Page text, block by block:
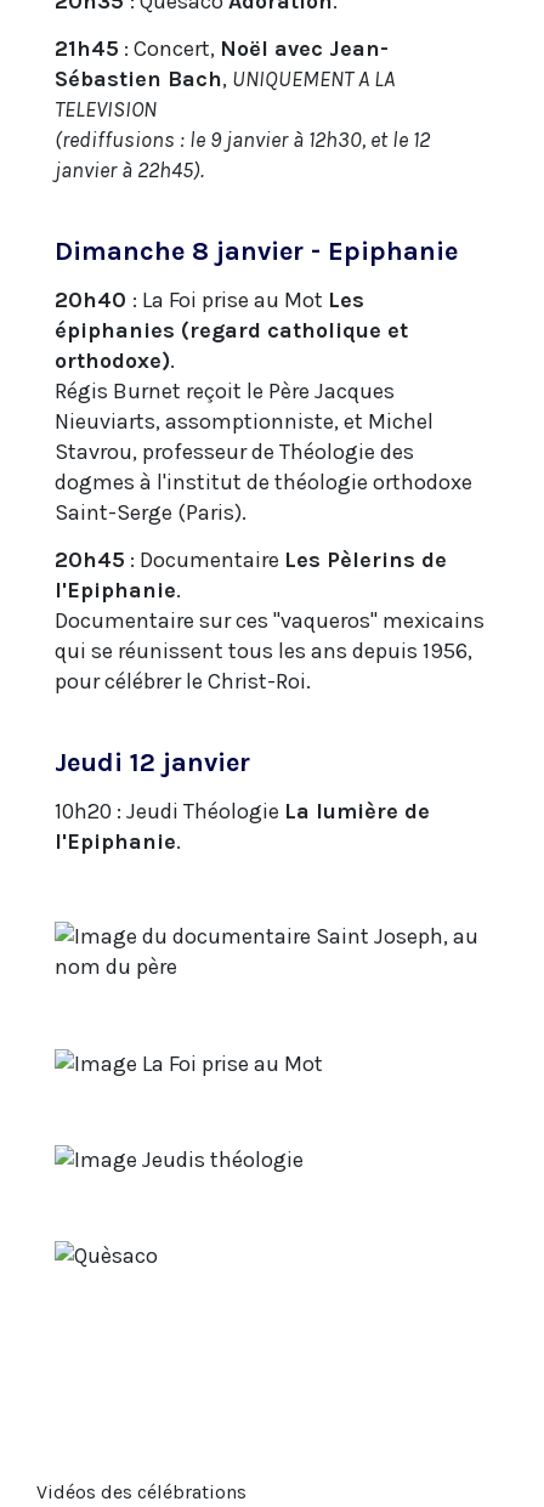
21h45 : Concert, Noël avec Jean-
Sébastien Bach, UNIQUEMENT A LA
TELEVISION
(rediffusions : le 9 janvier à 12h30, et le 12
janvier à 22h45).
Dimanche 8 janvier - Epiphanie
20h40 : La Foi prise au Mot Les
épiphanies (regard catholique et
orthodoxe).
Régis Burnet reçoit le Père Jacques
Nieuviarts, assomptionniste, et Michel
Stavrou, professeur de Théologie des
dogmes à l'institut de théologie orthodoxe
Saint-Serge (Paris).
20h45 : Documentaire Les Pèlerins de
l'Epiphanie.
Documentaire sur ces "vaqueros" mexicains
qui se réunissent tous les ans depuis 1956,
pour célébrer le Christ-Roi.
Jeudi 12 janvier
10h20 : Jeudi Théologie La lumière de
l'Epiphanie.
Vidéos des célébrations